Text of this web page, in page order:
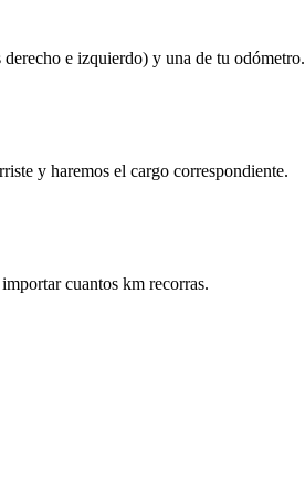
e izquierdo) y una de tu odómetro.
y haremos el cargo correspondiente.
cuantos km recorras.